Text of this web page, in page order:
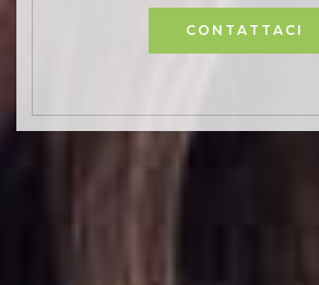
CONTATTACI